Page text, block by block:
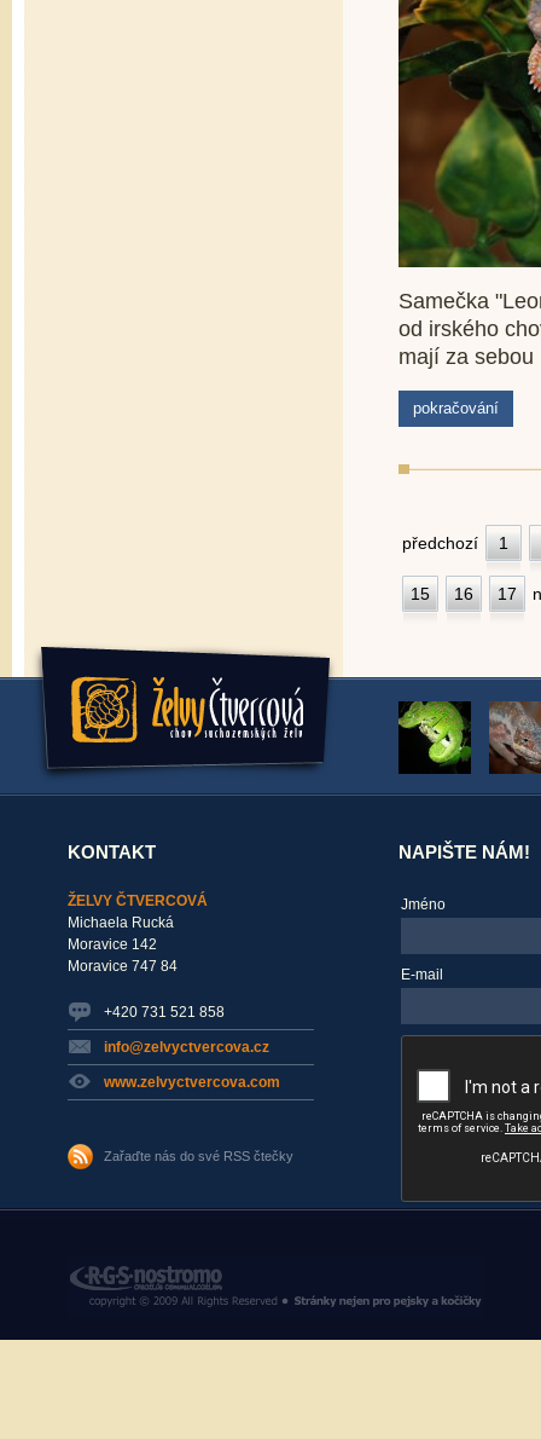
Samečka
od irského
mají za
pokračování
předchozí 1
15 16 17
KONTAKT
ŽELVY ČTVERCOVÁ
Michaela Rucká
Moravice 142
Moravice 747 84
+420 731 521 858
info@zelvyctvercova.cz
www.zelvyctvercova.com
Zařaďte nás do své RSS čtečky
NAPIŠTE NÁM!
Jméno
E-mail
RGS Nostromo